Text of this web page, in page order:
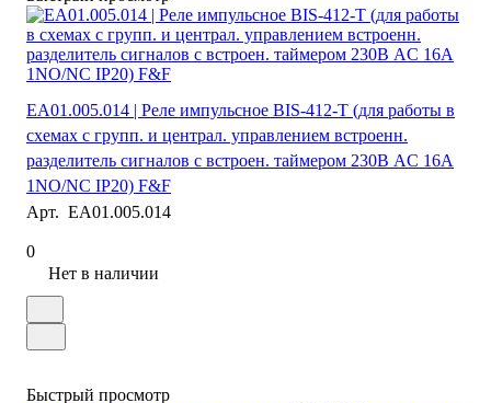
EA01.005.014 | Реле импульсное BIS-412-T (для работы в
схемах с групп. и централ. управлением встроенн.
разделитель сигналов с встроен. таймером 230В AC 16А
1NO/NC IP20) F&F
Арт. EA01.005.014
0
Нет в наличии
Быстрый просмотр